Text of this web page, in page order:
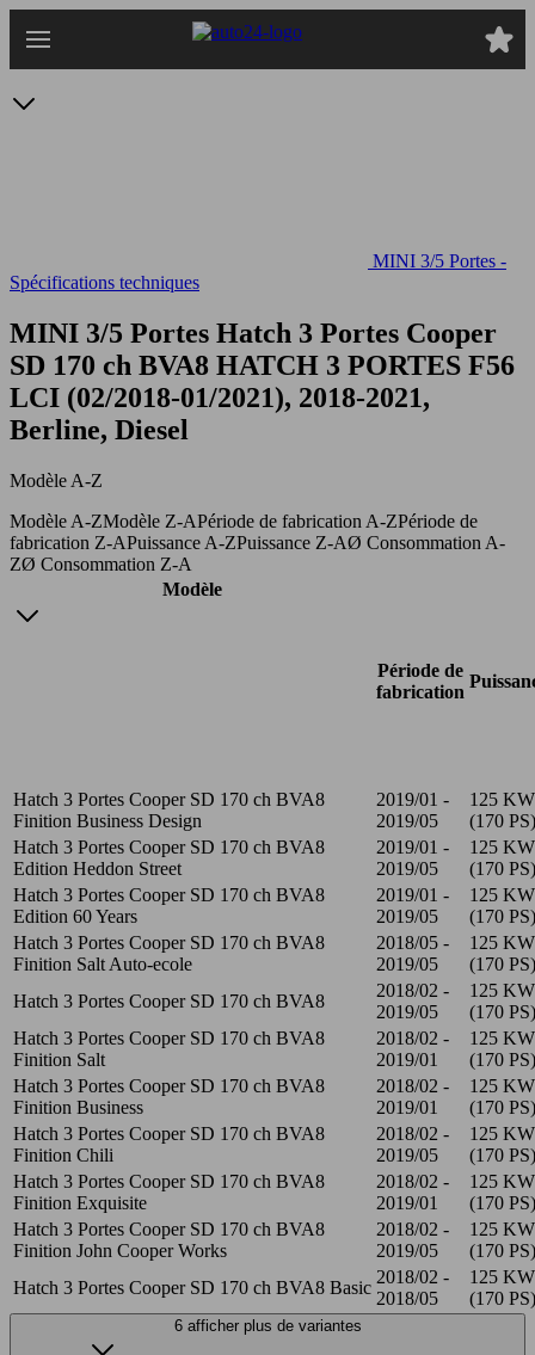
au
MINI 3/5 Portes -
Spécifications techniques
MINI 3/5 Portes Hatch 3 Portes Cooper
SD 170 ch BVA8 HATCH 3 PORTES F56
LCI (02/2018-01/2021), 2018-2021,
Berline, Diesel
Modèle A-Z
Modèle A-ZModèle Z-APériode de fabrication A-ZPériode de
fabrication Z-APuissance A-ZPuissance Z-AØ Consommation A-
ZØ Consommation Z-A
Modèle
Période de
fabrication
Hatch 3 Portes Cooper SD 170 ch BVA8
Finition Business Design
2019/01 -
2019/05
125 KW
(170 PS)
Hatch 3 Portes Cooper SD 170 ch BVA8
Edition Heddon Street
2019/01 -
2019/05
125 KW
(170 PS)
Hatch 3 Portes Cooper SD 170 ch BVA8
Edition 60 Years
2019/01 -
2019/05
125 KW
(170 PS)
Hatch 3 Portes Cooper SD 170 ch BVA8
Finition Salt Auto-ecole
2018/05 -
2019/05
125 KW
(170 PS)
Hatch 3 Portes Cooper SD 170 ch BVA8
2018/02 -
2019/05
125 KW
(170 PS)
Hatch 3 Portes Cooper SD 170 ch BVA8
Finition Salt
2018/02 -
2019/01
125 KW
(170 PS)
Hatch 3 Portes Cooper SD 170 ch BVA8
Finition Business
2018/02 -
2019/01
125 KW
(170 PS)
Hatch 3 Portes Cooper SD 170 ch BVA8
Finition Chili
2018/02 -
2019/05
125 KW
(170 PS)
Hatch 3 Portes Cooper SD 170 ch BVA8
Finition Exquisite
2018/02 -
2019/01
125 KW
(170 PS)
Hatch 3 Portes Cooper SD 170 ch BVA8
Finition John Cooper Works
2018/02 -
2019/05
125 KW
(170 PS)
Hatch 3 Portes Cooper SD 170 ch BVA8 Basic
2018/02 -
2018/05
125 KW
(170 PS)
6 afficher plus de variantes